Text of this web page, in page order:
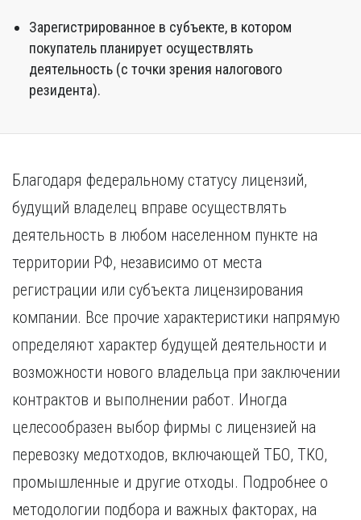
Зарегистрированное в субъекте, в котором
покупатель планирует осуществлять
деятельность (с точки зрения налогового
резидента).
Благодаря федеральному статусу лицензий,
будущий владелец вправе осуществлять
деятельность в любом населенном пункте на
территории РФ, независимо от места
регистрации или субъекта лицензирования
компании. Все прочие характеристики напрямую
определяют характер будущей деятельности и
возможности нового владельца при заключении
контрактов и выполнении работ. Иногда
целесообразен выбор фирмы с лицензией на
перевозку медотходов, включающей ТБО, ТКО,
промышленные и другие отходы. Подробнее о
методологии подбора и важных факторах, на